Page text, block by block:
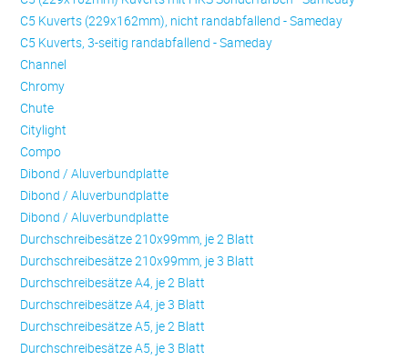
C5 Kuverts (229x162mm), nicht randabfallend - Sameday
C5 Kuverts, 3-seitig randabfallend - Sameday
Channel
Chromy
Chute
Citylight
Compo
Dibond / Aluverbundplatte
Dibond / Aluverbundplatte
Dibond / Aluverbundplatte
Durchschreibesätze 210x99mm, je 2 Blatt
Durchschreibesätze 210x99mm, je 3 Blatt
Durchschreibesätze A4, je 2 Blatt
Durchschreibesätze A4, je 3 Blatt
Durchschreibesätze A5, je 2 Blatt
Durchschreibesätze A5, je 3 Blatt